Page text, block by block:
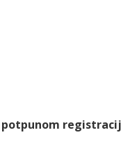
potpunom